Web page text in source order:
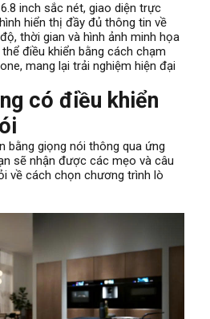
inch sắc nét, giao diện trực
hiển thị đầy đủ thông tin về
thời gian và hình ảnh minh họa
điều khiển bằng cách chạm
mang lại trải nghiệm hiện đại
có điều khiển
bằng giọng nói thông qua ứng
sẽ nhận được các mẹo và câu
về cách chọn chương trình lò